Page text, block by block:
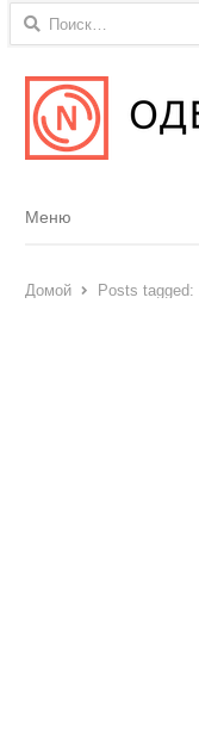
Найти:
Menu
Меню
Домой Posts tagged: